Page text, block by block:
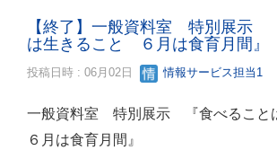
【終了】一般資料室 特別展示
は生きること ６月は食育月間』
投稿日時 : 06月02日 情報サービス担当1
一般資料室 特別展示 『食べること
６月は食育月間』